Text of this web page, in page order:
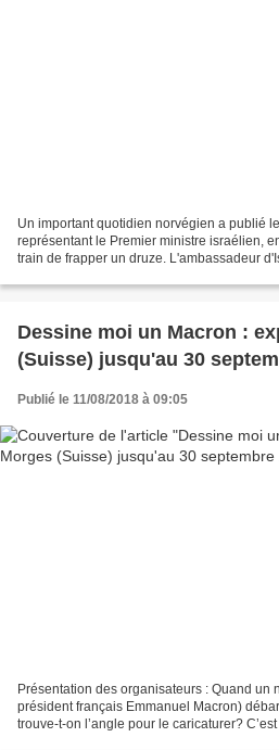
Un important quotidien norvégien a publié
représentant le Premier ministre israélien,
train de frapper un druze. L'ambassadeur
Dessine moi un Macron :
(Suisse) jusqu'au 30
Publié le 11/08/2018 à 09:05
Présentation des organisateurs : Quand un
président français Emmanuel Macron)
trouve-t-on l’angle pour le caricaturer?